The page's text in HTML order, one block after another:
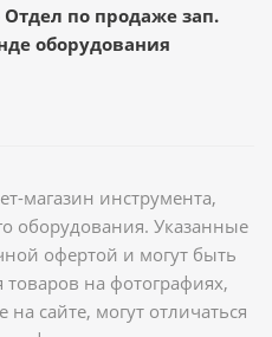
Отдел по продаже зап.
оборудования
магазин инструмента,
оборудования. Указанные
офертой и могут быть
на фотографиях,
на сайте, могут отличаться